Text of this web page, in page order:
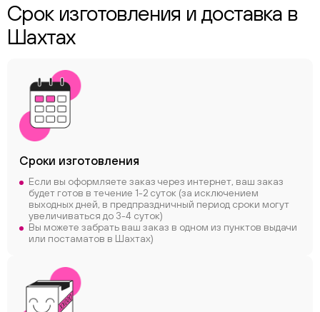
Срок изготовления и доставка в
Шахтах
Сроки изготовления
Если вы оформляете заказ через интернет, ваш заказ
будет готов в течение 1-2 суток (за исключением
выходных дней, в предпраздничный период сроки могут
увеличиваться до 3-4 суток)
Вы можете забрать ваш заказ в одном из пунктов выдачи
или постаматов в Шахтах)